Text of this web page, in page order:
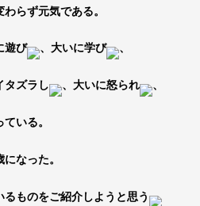
らず元気である。
遊び 、大いに学び 、
タズラし 、大いに怒られ 、
いる。
なった。
ものをご紹介しようと思う